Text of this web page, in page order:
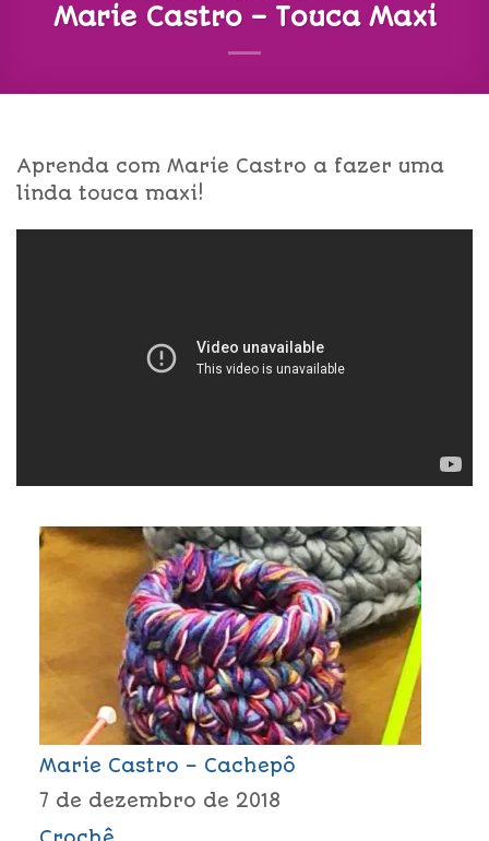
Marie Castro – Touca Maxi
Aprenda com Marie Castro a fazer uma
linda touca maxi!
Marie Castro – Cachepô
7 de dezembro de 2018